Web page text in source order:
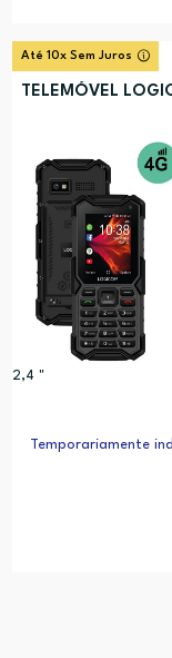
Até 10x Sem Juros
TELEMÓVEL
2,4 "
Temporariamente